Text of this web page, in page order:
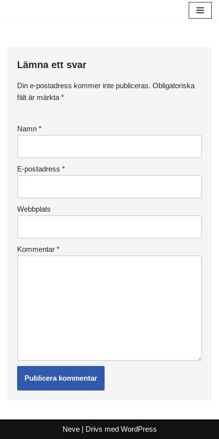
Lämna ett svar
Din e-postadress kommer inte publiceras. Obligatoriska
fält är märkta *
Namn *
E-postadress *
Webbplats
Kommentar *
Neve| Drivs med WordPress